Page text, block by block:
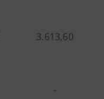
3.613,60
-